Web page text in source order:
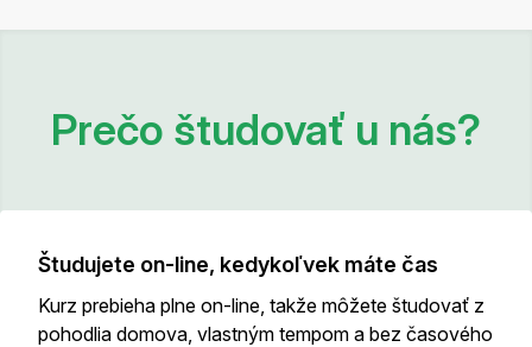
Prečo študovať u nás?
Študujete on-line, kedykoľvek máte čas
Kurz prebieha plne on-line, takže môžete študovať z
pohodlia domova, vlastným tempom a bez časového